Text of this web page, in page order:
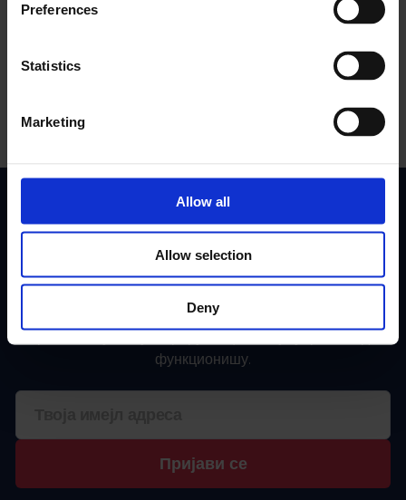
Preferences
Statistics
Marketing
Allow all
Allow selection
Deny
Заврши послове брже прикупљањем потписа одмах.
Питаћеш се зашто си икада слао папирологију поштом.
Месечна предност твог тима
Придружи се преко 10000 FSM лидера. Претплати се
Проналазимо и извештавамо о студијама случаја,
причама о успеху и приручницима који управо сада
функционишу.
Пријави се